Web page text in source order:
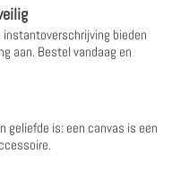
bieden
aan. Bestel vandaag en
geliefde is: een canvas is een